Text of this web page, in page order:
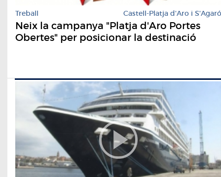
Treball Castell-Platja d'Aro i S'Agaró
Neix la campanya "Platja d'Aro Portes
Obertes" per posicionar la destinació